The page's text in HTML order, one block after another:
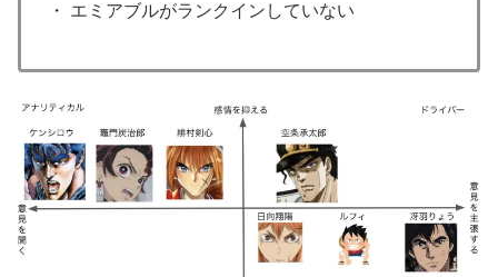
・ エミアブルがランクインしていない